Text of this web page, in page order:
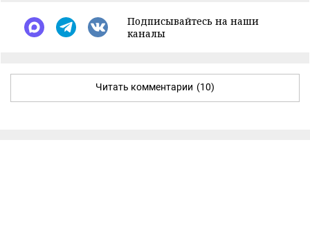
Подписывайтесь на наши
каналы
Читать комментарии (10)